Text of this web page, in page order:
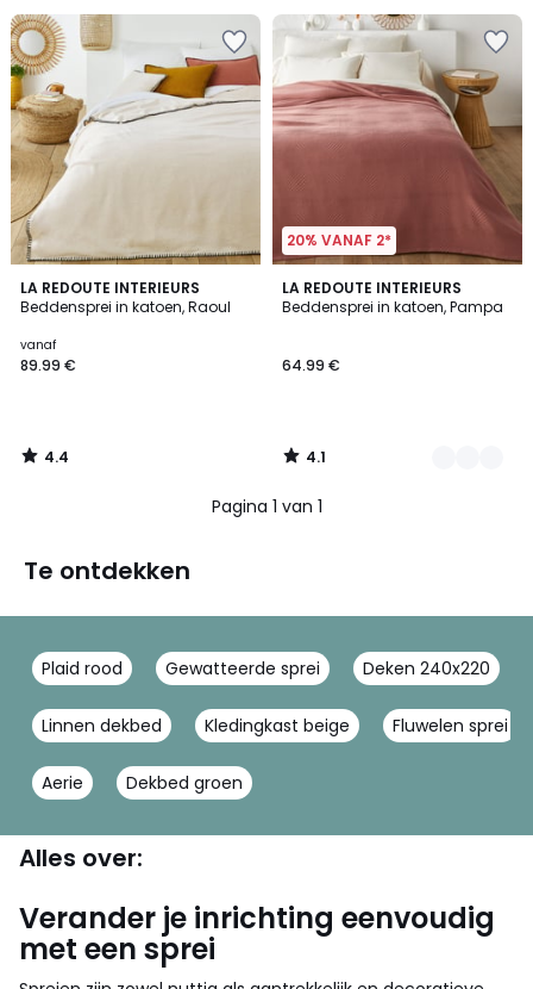
LA REDOUTE INTERIEURS
Beddensprei in katoen, Raoul
vanaf
89.99 €
4.4
/ 5
4.4
/
20% VANAF 2*
LA REDOUTE INTERIEURS
Beddensprei in katoen, Pampa
64.99 €
4.1
/ 5
2
Kleuren
4.1
/
Pagina 1 van 1
Te ontdekken
Plaid rood Gewatteerde sprei Deken 240x220
Linnen dekbed Kledingkast beige Fluwelen sprei
Aerie Dekbed groen
Alles over:
Verander je inrichting eenvoudig
met een sprei